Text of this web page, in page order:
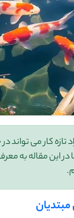
کار می تواند در